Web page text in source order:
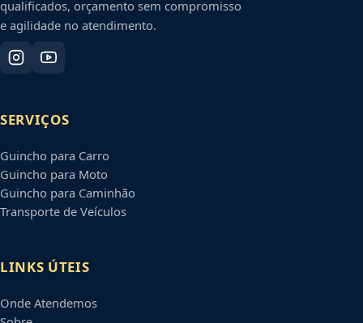
qualificados, orçamento sem compromisso
e agilidade no atendimento.
SERVIÇOS
Guincho para Carro
Guincho para Moto
Guincho para Caminhão
Transporte de Veículos
LINKS ÚTEIS
Onde Atendemos